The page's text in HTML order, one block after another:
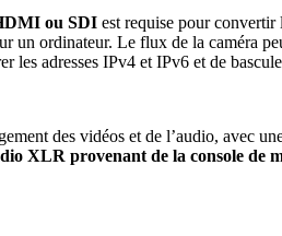
ou SDI est requise pour convertir
un ordinateur. Le flux de la caméra
les adresses IPv4 et IPv6 et de
des vidéos et de l’audio, avec
XLR provenant de la console de